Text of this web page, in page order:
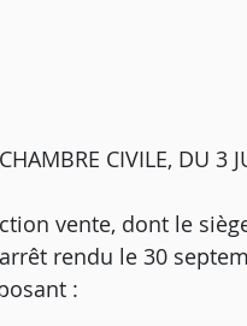
CIVILE, DU 3
vente, dont le
rendu le 30
: